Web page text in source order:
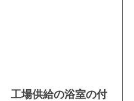
工場供給の浴室の付